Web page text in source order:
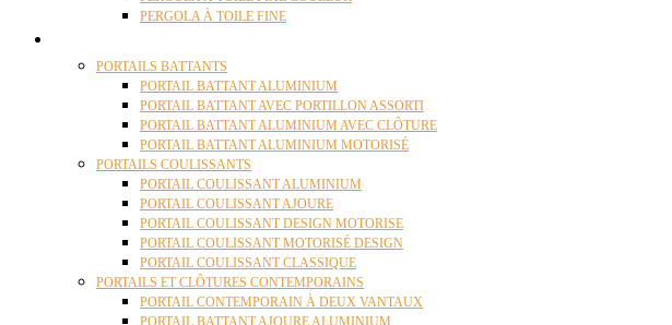
PERGOLA À TOILE FINE
PORTAILS BATTANTS
PORTAIL BATTANT ALUMINIUM
PORTAIL BATTANT AVEC PORTILLON ASSORTI
PORTAIL BATTANT ALUMINIUM AVEC CLÔTURE
PORTAIL BATTANT ALUMINIUM MOTORISÉ
PORTAILS COULISSANTS
PORTAIL COULISSANT ALUMINIUM
PORTAIL COULISSANT AJOURE
PORTAIL COULISSANT DESIGN MOTORISE
PORTAIL COULISSANT MOTORISÉ DESIGN
PORTAIL COULISSANT CLASSIQUE
PORTAILS ET CLÔTURES CONTEMPORAINS
PORTAIL CONTEMPORAIN À DEUX VANTAUX
PORTAIL BATTANT AJOURE ALUMINIUM